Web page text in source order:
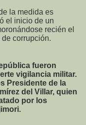
la medida es
el inicio de un
recién el
corrupción.
fueron
vigilancia militar.
Presidente de la
del Villar, quien
por los